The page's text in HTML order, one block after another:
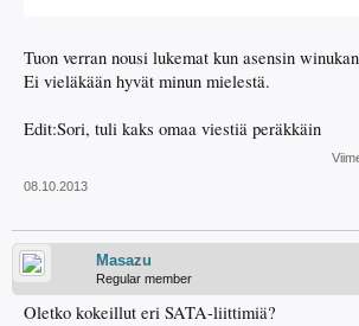
Tuon verran nousi lukemat kun asensin
Ei vieläkään hyvät minun mielestä.
Edit:Sori, tuli kaks omaa viestiä peräkkäin
08.10.2013
Masazu
Regular member
Oletko kokeillut eri SATA-liittimiä?